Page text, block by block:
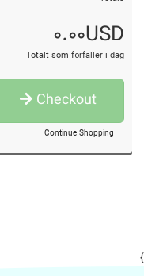
0.00USD
Totalt som förfaller i dag
Checkout
Continue Shopping
}